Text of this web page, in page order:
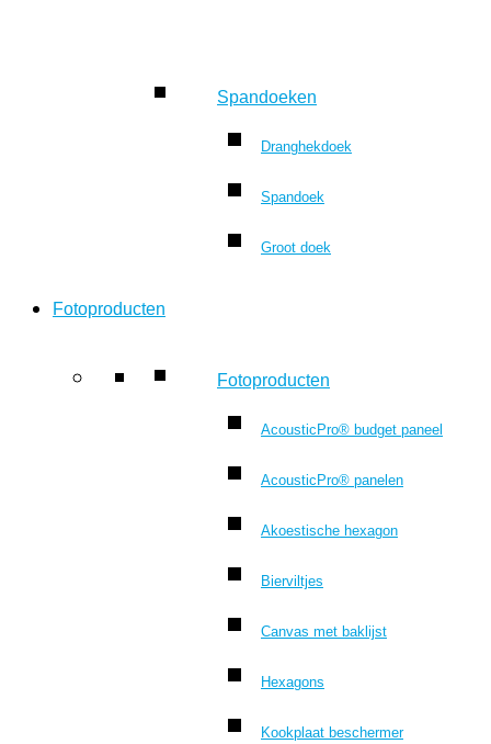
Spandoeken
Dranghekdoek
Spandoek
Groot doek
Fotoproducten
Fotoproducten
AcousticPro® budget paneel
AcousticPro® panelen
Akoestische hexagon
Bierviltjes
Canvas met baklijst
Hexagons
Kookplaat beschermer